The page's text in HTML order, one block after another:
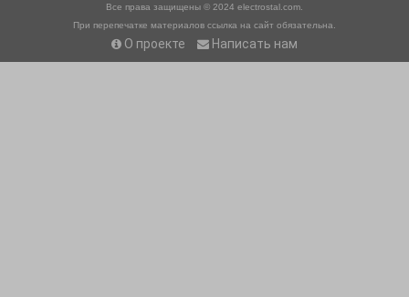
Все права защищены © 2024 electrostal.com.
При перепечатке материалов ссылка на сайт обязательна.
О проекте Написать нам